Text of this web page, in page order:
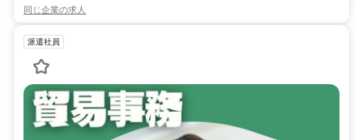
同じ企業の求人
派遣社員